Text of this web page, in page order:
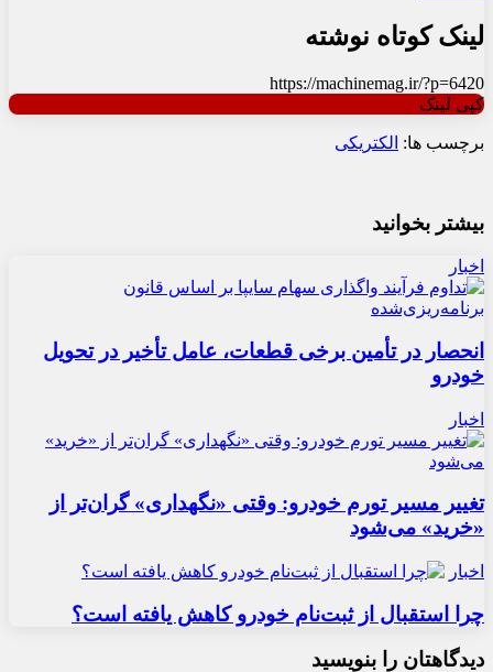
لینک کوتاه نوشته
https://machinemag.ir/?p=6420
کپی لینک
برچسب ها: الکتریکی
بیشتر بخوانید
اخبار
انحصار در تأمین برخی قطعات، عامل تأخیر در تحویل
خودرو
اخبار
تغییر مسیر تورم خودرو: وقتی «نگهداری» گران‌تر از
«خرید» می‌شود
اخبار
چرا استقبال از ثبت‌نام خودرو کاهش یافته است؟
دیدگاهتان را بنویسید